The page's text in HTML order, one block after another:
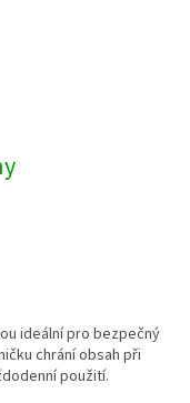
ideální pro bezpečný
chrání obsah při
použití.